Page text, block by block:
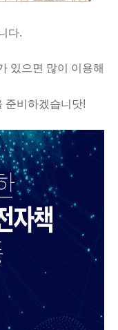
다.
있으면 많이 이용해
준비하겠습니닷!